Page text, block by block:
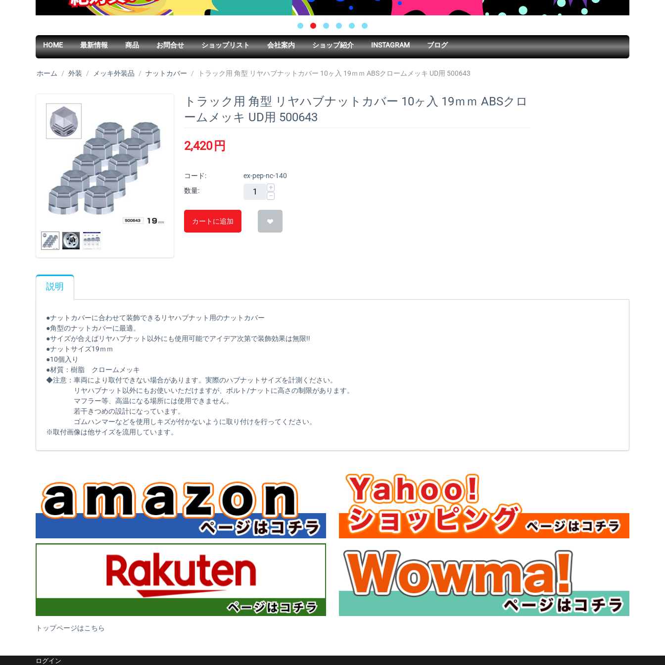
HOME 最新情報 商品 お問合せ ショップリスト 会社案内 ショップ紹介 INSTAGRAM ブログ
ホーム / 外装 / メッキ外装品 / ナットカバー / トラック用 角型 リヤハブナットカバー 10ヶ入 19ｍｍ ABSクロームメッキ UD用 500643
トラック用 角型 リヤハブナットカバー 10ヶ入 19ｍｍ ABSクロ
ームメッキ UD用 500643
2,420 円
コード:
ex-pep-nc-140
数量:
+
−
カートに追加
説明
●ナットカバーに合わせて装飾できるリヤハブナット用のナットカバー
●角型のナットカバーに最適。
●サイズが合えばリヤハブナット以外にも使用可能でアイデア次第で装飾効果は無限!!
●ナットサイズ19ｍｍ
●10個入り
●材質：樹脂 クロームメッキ
◆注意：車両により取付できない場合があります。実際のハブナットサイズを計測ください。
リヤハブナット以外にもお使いいただけますが、ボルト/ナットに高さの制限があります。
マフラー等、高温になる場所には使用できません。
若干きつめの設計になっています。
ゴムハンマーなどを使用しキズが付かないように取り付けを行ってください。
※取付画像は他サイズを流用しています。
トップページはこちら
ログイン